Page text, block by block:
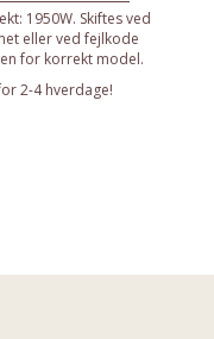
1950W. Skiftes ved
eller ved fejlkode
for korrekt model.
2-4 hverdage!